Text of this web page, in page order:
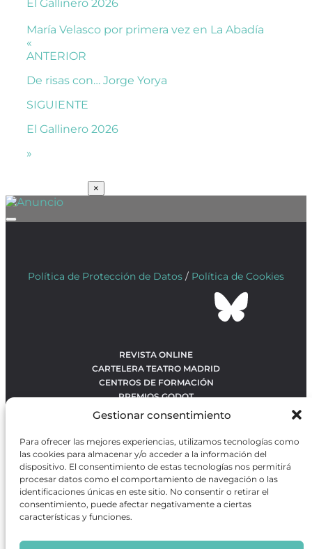
Gestionar consentimiento
Para ofrecer las mejores experiencias, utilizamos tecnologías como
las cookies para almacenar y/o acceder a la información del
dispositivo. El consentimiento de estas tecnologías nos permitirá
procesar datos como el comportamiento de navegación o las
identificaciones únicas en este sitio. No consentir o retirar el
consentimiento, puede afectar negativamente a ciertas
características y funciones.
El Gallinero 2026
María Velasco por primera vez en La Abadía
«
ANTERIOR
De risas con… Jorge Yorya
SIGUIENTE
El Gallinero 2026
»
×
Política de Protección de Datos / Política de Cookies
REVISTA ONLINE
CARTELERA TEATRO MADRID
CENTROS DE FORMACIÓN
PREMIOS GODOT
CONTACTO
OBRAS MÁS VOTADAS
RANKING MEJORES OBRAS
BÚSQUEDA AVANZADA DE OBRAS